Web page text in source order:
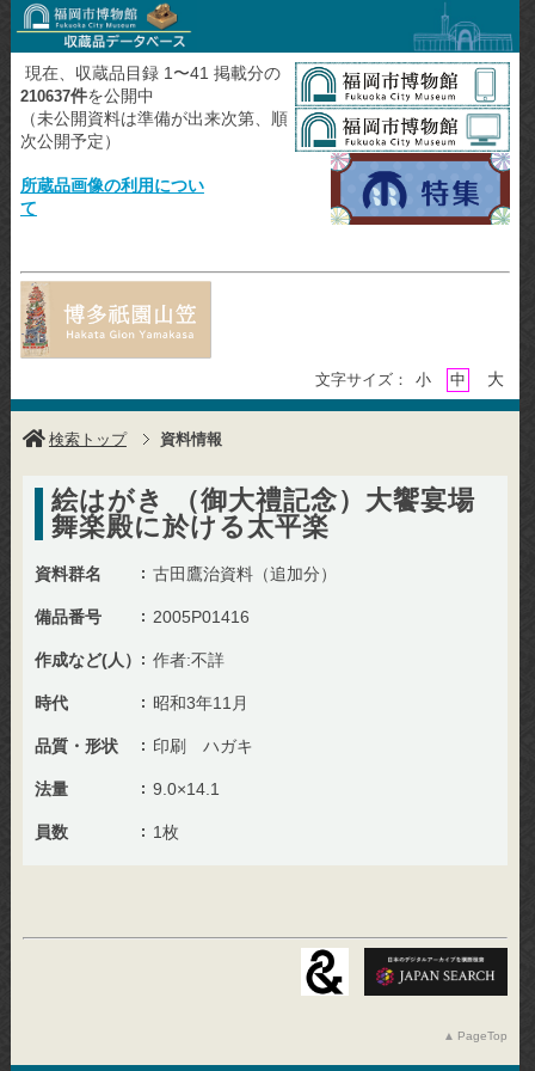
現在、収蔵品目録 1〜41 掲載分の
210637件を公開中
（未公開資料は準備が出来次第、順
次公開予定）
所蔵品画像の利用につい
て
文字サイズ： 小 中 大
検索トップ 資料情報
絵はがき （御大禮記念）大饗宴場
舞楽殿に於ける太平楽
資料群名 古田鷹治資料（追加分）
備品番号 2005P01416
作成など(人） 作者:不詳
時代 昭和3年11月
品質・形状 印刷 ハガキ
法量 9.0×14.1
員数 1枚
PageTop